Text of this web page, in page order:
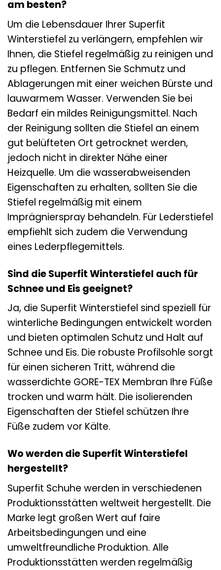
am besten?
Um die Lebensdauer Ihrer Superfit
Winterstiefel zu verlängern, empfehlen wir
Ihnen, die Stiefel regelmäßig zu reinigen und
zu pflegen. Entfernen Sie Schmutz und
Ablagerungen mit einer weichen Bürste und
lauwarmem Wasser. Verwenden Sie bei
Bedarf ein mildes Reinigungsmittel. Nach
der Reinigung sollten die Stiefel an einem
gut belüfteten Ort getrocknet werden,
jedoch nicht in direkter Nähe einer
Heizquelle. Um die wasserabweisenden
Eigenschaften zu erhalten, sollten Sie die
Stiefel regelmäßig mit einem
Imprägnierspray behandeln. Für Lederstiefel
empfiehlt sich zudem die Verwendung
eines Lederpflegemittels.
Sind die Superfit Winterstiefel auch für
Schnee und Eis geeignet?
Ja, die Superfit Winterstiefel sind speziell für
winterliche Bedingungen entwickelt worden
und bieten optimalen Schutz und Halt auf
Schnee und Eis. Die robuste Profilsohle sorgt
für einen sicheren Tritt, während die
wasserdichte GORE-TEX Membran Ihre Füße
trocken und warm hält. Die isolierenden
Eigenschaften der Stiefel schützen Ihre
Füße zudem vor Kälte.
Wo werden die Superfit Winterstiefel
hergestellt?
Superfit Schuhe werden in verschiedenen
Produktionsstätten weltweit hergestellt. Die
Marke legt großen Wert auf faire
Arbeitsbedingungen und eine
umweltfreundliche Produktion. Alle
Produktionsstätten werden regelmäßig